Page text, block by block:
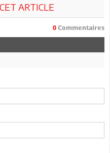
ARTICLE
0 Commentaires